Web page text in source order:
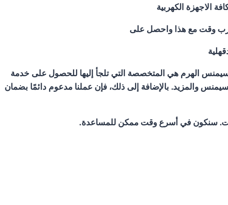
الاجهزة الكهربية
وقت مع هذا واحصل على
الهرم هي المتخصصة التي تلجأ إليها للحصول على خدمة
والمزيد. بالإضافة إلى ذلك، فإن عملنا مدعوم دائمًا بضمان
سنكون في أسرع وقت ممكن للمساعدة.